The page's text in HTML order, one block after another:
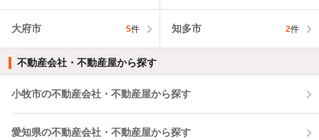
大府市 5件 知多市 2件
不動産会社・不動産屋から探す
小牧市の不動産会社・不動産屋から探す
愛知県の不動産会社・不動産屋から探す